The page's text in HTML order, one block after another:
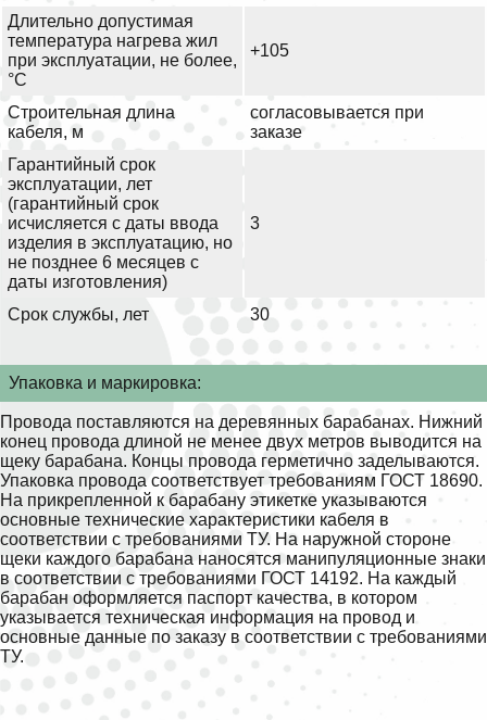
Длительно допустимая
температура нагрева жил
при эксплуатации, не более,
°С
+105
Строительная длина
кабеля, м
согласовывается при
заказе
Гарантийный срок
эксплуатации, лет
(гарантийный срок
исчисляется с даты ввода
изделия в эксплуатацию, но
не позднее 6 месяцев с
даты изготовления)
3
Срок службы, лет 30
Упаковка и маркировка:
Провода поставляются на деревянных барабанах. Нижний
конец провода длиной не менее двух метров выводится на
щеку барабана. Концы провода герметично заделываются.
Упаковка провода соответствует требованиям ГОСТ 18690.
На прикрепленной к барабану этикетке указываются
основные технические характеристики кабеля в
соответствии с требованиями ТУ. На наружной стороне
щеки каждого барабана наносятся манипуляционные знаки
в соответствии с требованиями ГОСТ 14192. На каждый
барабан оформляется паспорт качества, в котором
указывается техническая информация на провод и
основные данные по заказу в соответствии с требованиями
ТУ.